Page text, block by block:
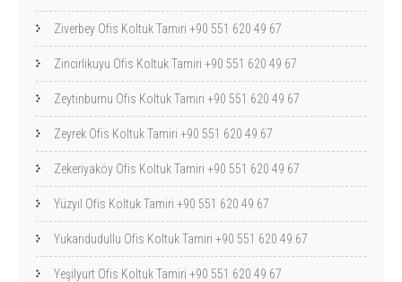
Ziverbey Ofis Koltuk Tamiri +90 551 620 49 67
Zincirlikuyu Ofis Koltuk Tamiri +90 551 620 49 67
Zeytinburnu Ofis Koltuk Tamiri +90 551 620 49 67
Zeyrek Ofis Koltuk Tamiri +90 551 620 49 67
Zekeriyaköy Ofis Koltuk Tamiri +90 551 620 49 67
Yüzyıl Ofis Koltuk Tamiri +90 551 620 49 67
Yukarıdudullu Ofis Koltuk Tamiri +90 551 620 49 67
Yeşilyurt Ofis Koltuk Tamiri +90 551 620 49 67